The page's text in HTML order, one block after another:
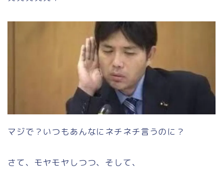
マジで？いつもあんなにネチネチ言うのに？
さて、モヤモヤしつつ、そして、